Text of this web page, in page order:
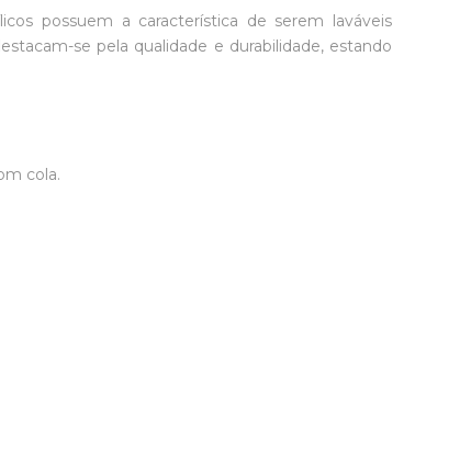
possuem a característica de serem laváveis
se pela qualidade e durabilidade, estando
cola.